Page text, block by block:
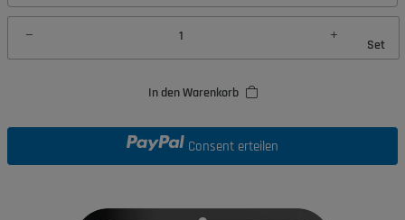
Set
In den Warenkorb
Consent erteilen